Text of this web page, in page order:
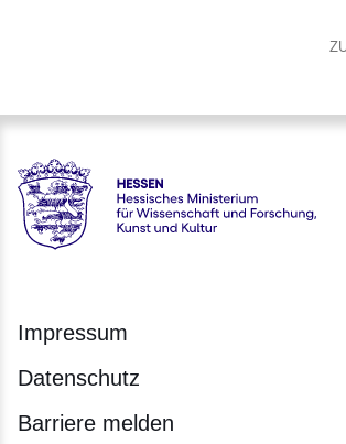
Hessen - Hessisches Ministerium für
Impressum
Datenschutz
Barriere melden